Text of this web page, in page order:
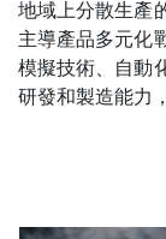
地域上分散生產
主導產品多元化
模擬技術、自動
研發和製造能力